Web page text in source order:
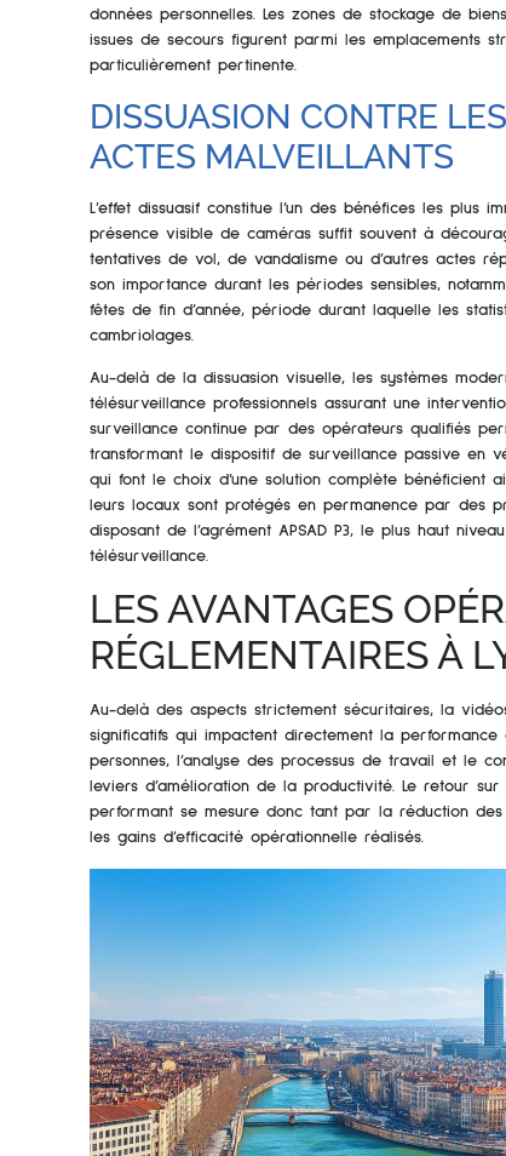
données personnelles. Les zones de stockage de
issues de secours figurent parmi les emplacements
particulièrement pertinente.
DISSUASION CONTRE
ACTES MALVEILLANTS
L’effet dissuasif constitue l’un des bénéfices les plus
présence visible de caméras suffit souvent à
tentatives de vol, de vandalisme ou d’autres actes
son importance durant les périodes sensibles,
fêtes de fin d’année, période durant laquelle les
cambriolages.
Au-delà de la dissuasion visuelle, les systèmes
télésurveillance professionnels assurant une
surveillance continue par des opérateurs qualifiés
transformant le dispositif de surveillance passive en
qui font le choix d’une solution complète bénéficient
leurs locaux sont protégés en permanence par des
disposant de l’agrément APSAD P3, le plus haut
télésurveillance.
LES AVANTAGES
RÉGLEMENTAIRES À
Au-delà des aspects strictement sécuritaires, la
significatifs qui impactent directement la
personnes, l’analyse des processus de travail et le
leviers d’amélioration de la productivité. Le retour
performant se mesure donc tant par la réduction
les gains d’efficacité opérationnelle réalisés.